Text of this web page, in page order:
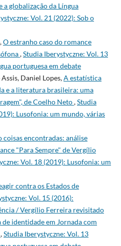
a globalização da Língua
Vol. 21 (2022): Sob o
O estranho caso do romance
,Studia Iberystyczne: Vol. 13
portuguesa em debate
Daniel Lopes,A estatística
e a literatura brasileira: uma
de Coelho Neto,Studia
Lusofonia: um mundo, várias
coisas encontradas: análise
"Para Sempre" de Vergílio
Vol. 18 (2019): Lusofonia: um
contra os Estados de
Vol. 15 (2016):
/ Vergílio Ferreira revisitado
de identidade em Jornada com
,Studia Iberystyczne: Vol. 13